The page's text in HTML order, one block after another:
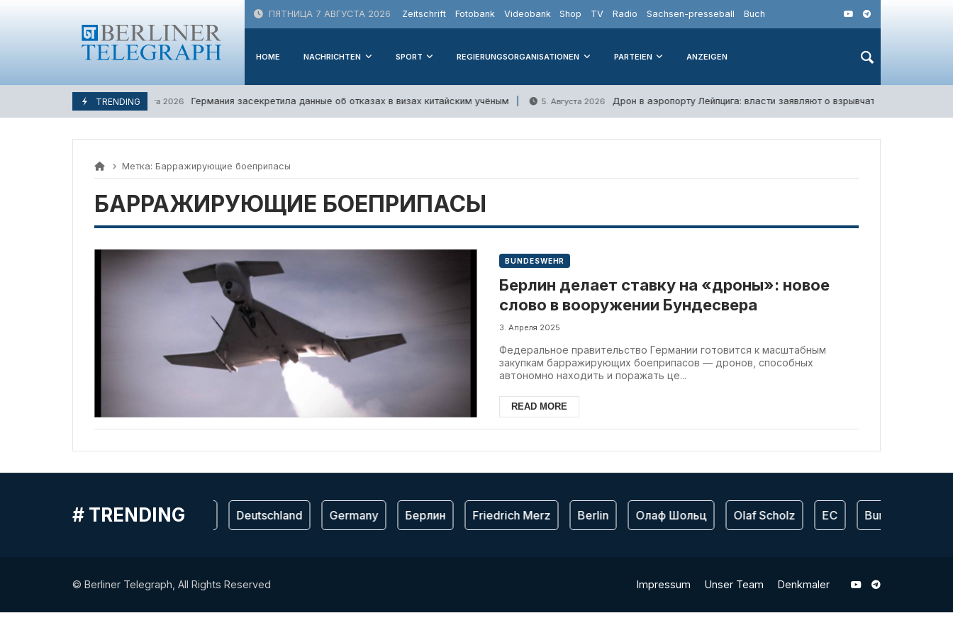
ПЯТНИЦА 7 АВГУСТА 2026 Zeitschrift Fotobank Videobank Shop TV Radio Sachsen-presseball Buch
HOME NACHRICHTEN SPORT REGIERUNGSORGANISATIONEN PARTEIEN ANZEIGEN
TRENDING
5. Августа 2026 Германия засекретила данные об отказах в визах китайским учёным 5. Августа 2026 Дрон в аэропорту Лейпцига: власти заявляют о взрывчатке
Метка: Барражирующие боеприпасы
БАРРАЖИРУЮЩИЕ БОЕПРИПАСЫ
BUNDESWEHR
Берлин делает ставку на «дроны»: новое
слово в вооружении Бундесвера
3. Апреля 2025
Федеральное правительство Германии готовится к масштабным
закупкам барражирующих боеприпасов — дронов, способных
автономно находить и поражать це...
READ MORE
# TRENDING
Германия Deutschland Germany Берлин Friedrich Merz Berlin Олаф Шольц Olaf Scholz ЕС Bundeswehr
© Berliner Telegraph, All Rights Reserved Impressum Unser Team Denkmaler